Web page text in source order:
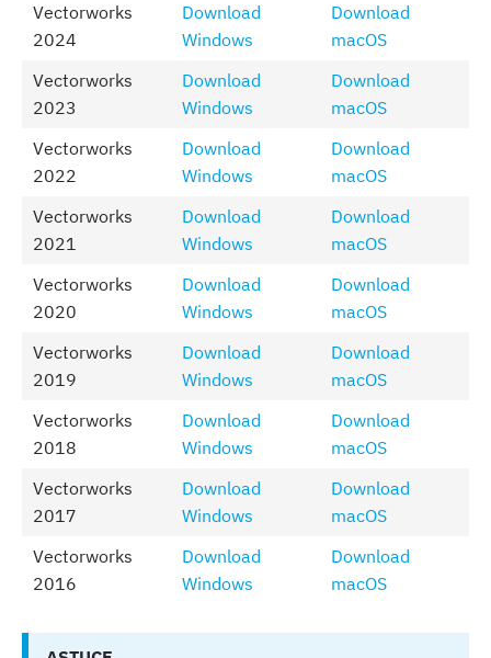
Vectorworks
2024
Download
Windows
Download
macOS
Vectorworks
2023
Download
Windows
Download
macOS
Vectorworks
2022
Download
Windows
Download
macOS
Vectorworks
2021
Download
Windows
Download
macOS
Vectorworks
2020
Download
Windows
Download
macOS
Vectorworks
2019
Download
Windows
Download
macOS
Vectorworks
2018
Download
Windows
Download
macOS
Vectorworks
2017
Download
Windows
Download
macOS
Vectorworks
2016
Download
Windows
Download
macOS